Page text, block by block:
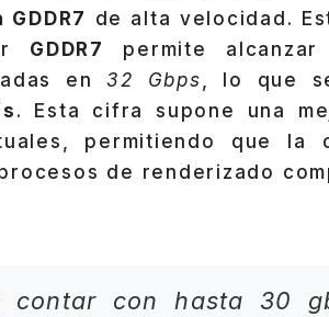
de alta velocidad.
GDDR7
permite alcanzar
en
32 Gbps , lo que
. Esta cifra supone una
permitiendo que la
de renderizado
contar con hasta 30